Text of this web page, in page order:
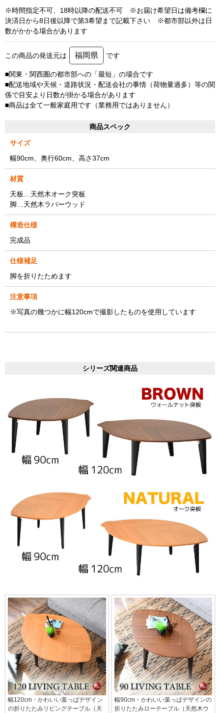
※時間指定不可、18時以降の配送不可 ※お届け希望日は備考欄に
決済日から8日後以降で第3希望まで記載下さい ※都市部以外は日
数がかかる場合があります
この商品の発送元は 福岡県 です
■関東・関西圏の都市部への「最短」の場合です
■配送地域や天候・道路状況・配送会社の事情（荷物量過多）等の関
係で目安より日数が掛かる場合があります
■商品は全て一般家庭用です（業務用ではありません）
商品スペック
サイズ
幅90cm、奥行60cm、高さ37cm
材質
天板…天然木オーク突板
脚…天然木ラバーウッド
構造仕様
完成品
仕様補足
脚を折りたためます
注意事項
※写真の幾つかに幅120cmで撮影したものを使用しています
シリーズ関連商品
幅120cm・かわいい葉っぱデザイン
の折りたたみリビングテーブル（天
幅90cm・かわいい葉っぱデザインの
折りたたみローテーブル（天然木ウ